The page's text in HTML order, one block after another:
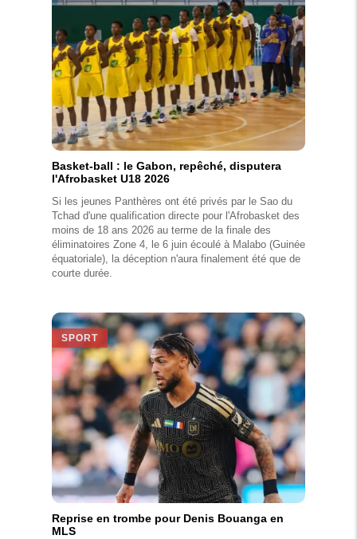
Basket-ball : le Gabon, repêché, disputera
l'Afrobasket U18 2026
Si les jeunes Panthères ont été privés par le Sao du
Tchad d'une qualification directe pour l'Afrobasket des
moins de 18 ans 2026 au terme de la finale des
éliminatoires Zone 4, le 6 juin écoulé à Malabo (Guinée
équatoriale), la déception n'aura finalement été que de
courte durée.
SPORT
Reprise en trombe pour Denis Bouanga en
MLS